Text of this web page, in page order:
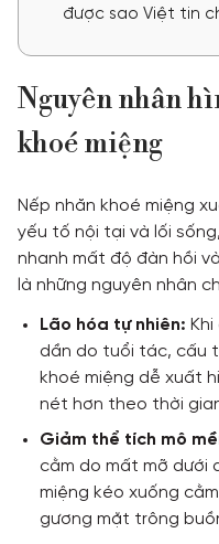
được sao Việt tin
Nguyên nhân
khoé miệng
Nếp nhăn khoé miệng
yếu tố nội tại và lối
nhanh mất độ đàn hồi
là những nguyên nhân
Lão hóa tự nhiên:
dần do tuổi tác, cấu
khoé miệng dễ xuất
nét hơn theo thời
Giảm thể tích mô
cằm do mất mỡ dưới
miệng kéo xuống
gương mặt trông